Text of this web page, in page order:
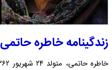
زندگینامه خاطره حاتمی